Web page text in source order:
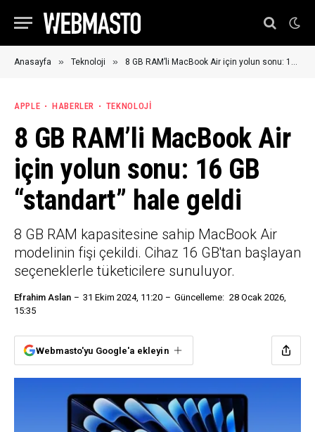
Anasayfa » Teknoloji » 8 GB RAM’li MacBook Air için yolun sonu: 16 GB “standart” hale geldi
APPLE HABERLER TEKNOLOJI
8 GB RAM’li MacBook Air
için yolun sonu: 16 GB
“standart” hale geldi
8 GB RAM kapasitesine sahip MacBook Air
modelinin fişi çekildi. Cihaz 16 GB'tan başlayan
seçeneklerle tüketicilere sunuluyor.
Efrahim Aslan 31 Ekim 2024, 11:20 Güncelleme: 28 Ocak 2026,
15:35
Webmasto'yu Google'a ekleyin